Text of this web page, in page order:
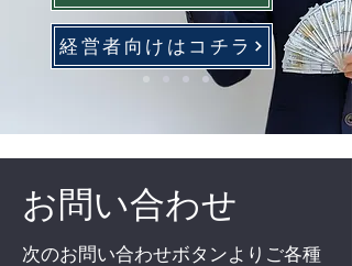
経営者向けはコチラ
お問い合わせ
次のお問い合わせボタンよりご各種